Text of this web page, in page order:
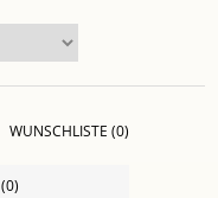
WUNSCHLISTE (0)
(0)